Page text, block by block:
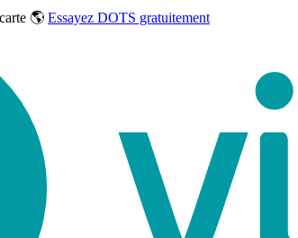
🌎 Essayez DOTS gratuitement